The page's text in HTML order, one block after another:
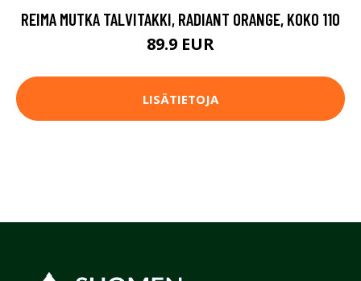
REIMA MUTKA TALVITAKKI, RADIANT ORANGE, KOKO 110
89.9 EUR
LISÄTIETOJA